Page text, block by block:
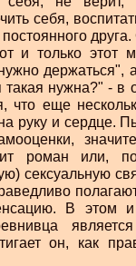
себя,
друга.
и только этот
держаться",
нужна?" - в
что еще
руку и сердце.
роман или,
сексуальную
В этом и
он, как